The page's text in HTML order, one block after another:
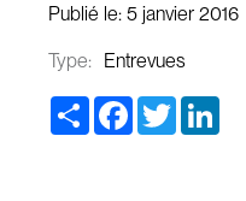
Publié le: 5 janvier 2016
Type: Entrevues
Share Facebook
Twitter